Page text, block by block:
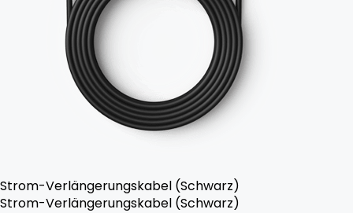
Strom-Verlängerungskabel (Schwarz)
Strom-Verlängerungskabel (Schwarz)